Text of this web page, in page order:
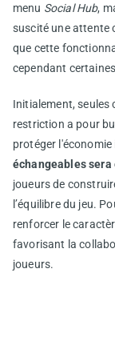
menu Social Hub,
suscité une attente
que cette
cependant
Initialement, seules
restriction a pour
protéger l'économie
échangeables
joueurs de
l’équilibre du jeu.
renforcer le
favorisant la
joueurs.